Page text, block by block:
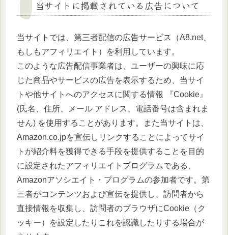
当サイトに掲載されている広告について
当サイトでは、第三者配信の広告サービス（A8.net、
もしもアフィリエイト）を利用しています。
このような広告配信事業者は、ユーザーの興味に応
じた商品やサービスの広告を表示するため、当サイ
トや他サイトへのアクセスに関する情報 『Cookie』
(氏名、住所、メール アドレス、電話番号は含まれま
せん) を使用することがあります。また当サイトは、
Amazon.co.jpを宣伝しリンクすることによってサイ
トが紹介料を獲得できる手段を提供することを目的
に設定されたアフィリエイトプログラムである、
Amazonアソシエイト・プログラムの参加者です。第
三者がコンテンツおよび宣伝を提供し、訪問者から
直接情報を収集し、訪問者のブラウザにCookie（ク
ッキー）を設定したりこれを認識したりする場合が